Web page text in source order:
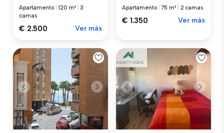
Apartamento |120 m² |3
camas
€ 2.500 Ver más
Apartamento |75 m² 2 camas
€ 1.350 Ver más